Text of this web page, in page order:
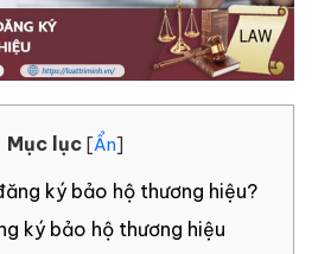
Mục lục [Ẩn]
ký bảo hộ thương hiệu?
ký bảo hộ thương hiệu